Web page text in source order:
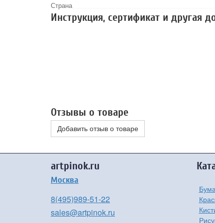
Страна
Инструкция, сертификат и другая
Отзывы о товаре
Добавить отзыв о товаре
artpinok.ru
Москва
8(495)989-51-22
sales@artpinok.ru